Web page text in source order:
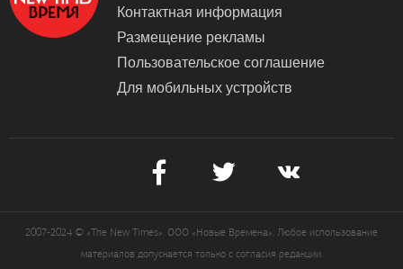
Контактная информация
Размещение рекламы
Пользовательское соглашение
Для мобильных устройств
2007-2024 © «The New Times». ООО «Новые Времена». Любое использование
материалов допускается только с согласия редакции.